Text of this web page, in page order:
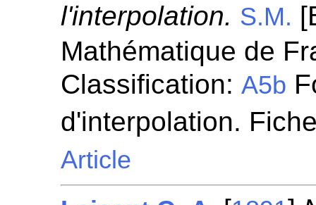
l'interpolation. S.M.
Mathématique de
Classification:A5b
d'interpolation.
Article